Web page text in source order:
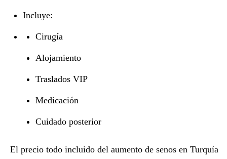
Incluye:
Cirugía
Alojamiento
Traslados VIP
Medicación
Cuidado posterior
El precio todo incluido del aumento de senos en Turquía